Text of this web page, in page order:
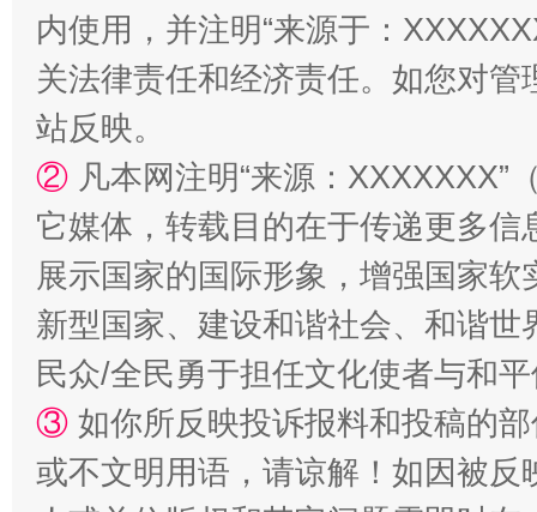
站台名比不上好声名
内使用，并注明“来源于：
关法律责任和经济责任。如您对
站反映。
② 凡本网注明“来源：
它媒体，转载目的在于传递更多
展示国家的国际形象，增强国家
新型国家、建设和谐社会、和谐
民众/全民勇于担任文化使者与和
③ 如你所反映投诉报料和投稿的
或不文明用语，请谅解！如因被